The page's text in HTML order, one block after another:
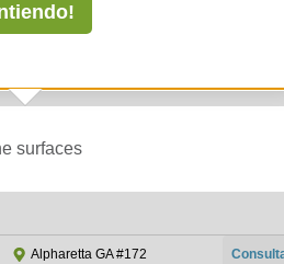
Paver Sealer 1
surfaces
Alpharetta GA #172